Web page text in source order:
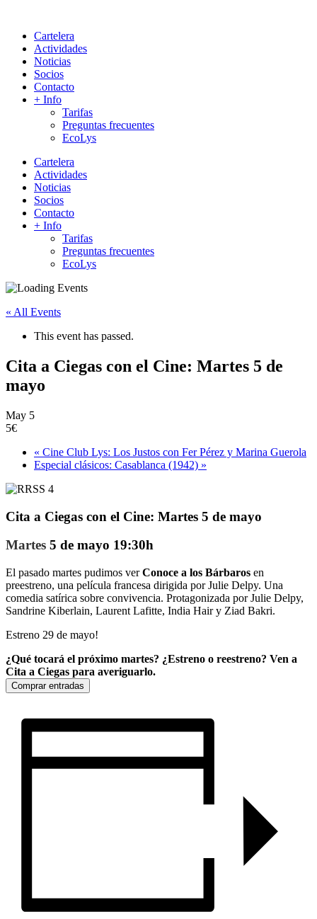
Cartelera
Actividades
Noticias
Socios
Contacto
+ Info
Tarifas
Preguntas frecuentes
EcoLys
Cartelera
Actividades
Noticias
Socios
Contacto
+ Info
Tarifas
Preguntas frecuentes
EcoLys
« All Events
This event has passed.
Cita a Ciegas con el Cine: Martes 5 de
mayo
May 5
5€
« Cine Club Lys: Los Justos con Fer Pérez y Marina Guerola
Especial clásicos: Casablanca (1942) »
Cita a Ciegas con el Cine: Martes 5 de mayo
Martes 5 de mayo 19:30h
El pasado martes pudimos verConoce a los Bárbaros en
preestreno, una película francesa dirigida por Julie Delpy. Una
comedia satírica sobre convivencia. Protagonizada por Julie Delpy,
Sandrine Kiberlain, Laurent Lafitte, India Hair y Ziad Bakri.
Estreno 29 de mayo!
¿Qué tocará el próximo martes? ¿Estreno o reestreno? Ven a
Cita a Ciegas para averiguarlo.
Comprar entradas